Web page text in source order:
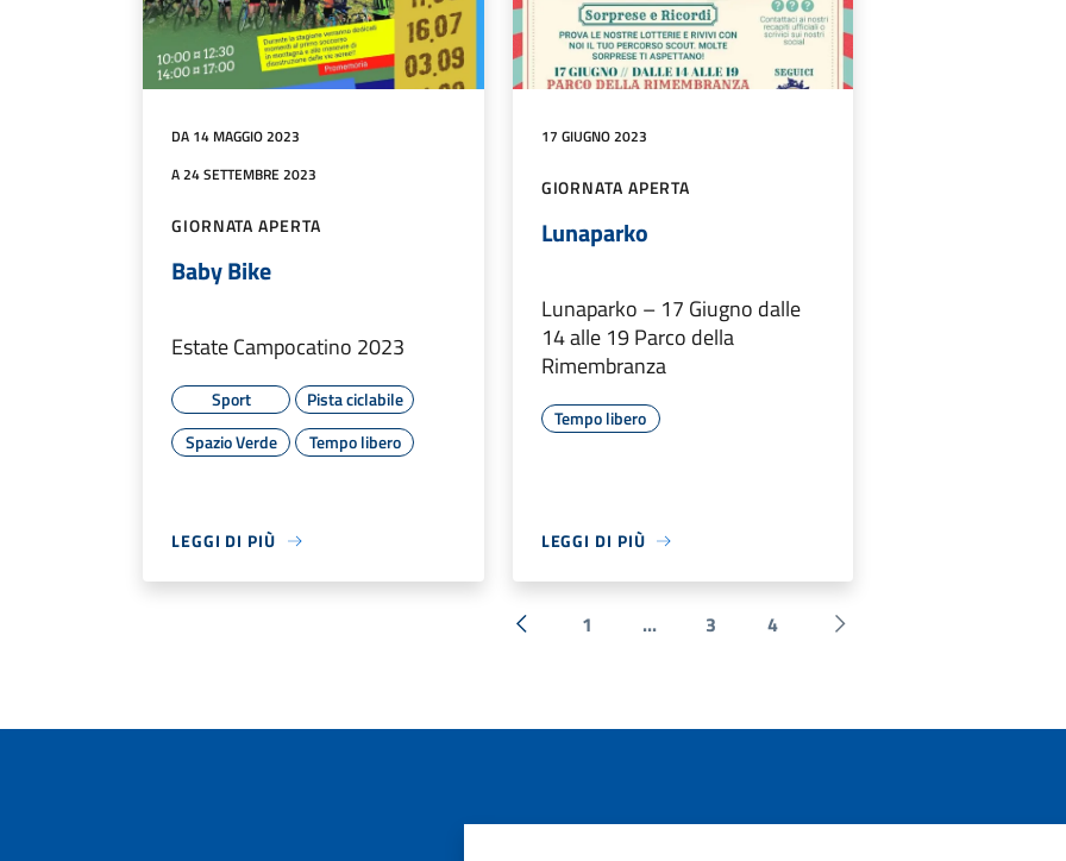
DA 14 MAGGIO 2023
A 24 SETTEMBRE 2023
GIORNATA APERTA
Baby Bike
Estate Campocatino 2023
Sport
Pista ciclabile
Spazio Verde
Tempo libero
LEGGI DI PIÙ
17 GIUGNO 2023
GIORNATA APERTA
Lunaparko
Lunaparko – 17 Giugno dalle
14 alle 19 Parco della
Rimembranza
Tempo libero
LEGGI DI PIÙ
« Precedente
1 ... 3 4
Successiva »